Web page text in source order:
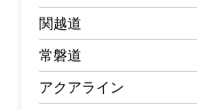
関越道
常磐道
アクアライン